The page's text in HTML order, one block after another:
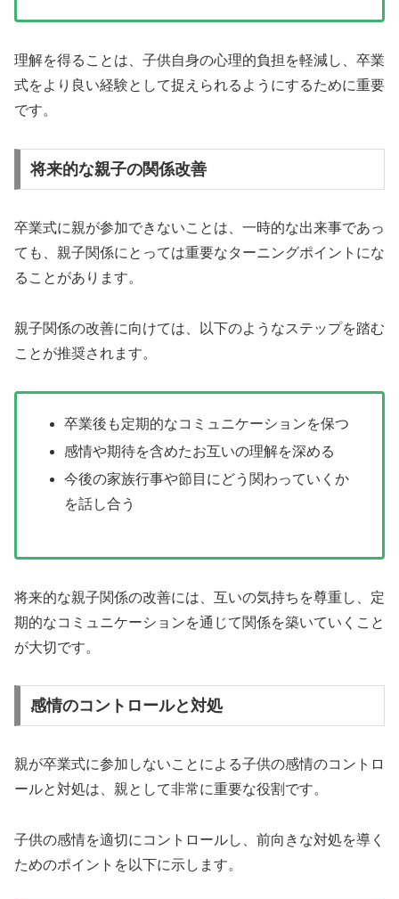
理解を得ることは、子供自身の心理的負担を軽減し、卒業
式をより良い経験として捉えられるようにするために重要
です。
将来的な親子の関係改善
卒業式に親が参加できないことは、一時的な出来事であっ
ても、親子関係にとっては重要なターニングポイントにな
ることがあります。
親子関係の改善に向けては、以下のようなステップを踏む
ことが推奨されます。
卒業後も定期的なコミュニケーションを保つ
感情や期待を含めたお互いの理解を深める
今後の家族行事や節目にどう関わっていくか
を話し合う
将来的な親子関係の改善には、互いの気持ちを尊重し、定
期的なコミュニケーションを通じて関係を築いていくこと
が大切です。
感情のコントロールと対処
親が卒業式に参加しないことによる子供の感情のコントロ
ールと対処は、親として非常に重要な役割です。
子供の感情を適切にコントロールし、前向きな対処を導く
ためのポイントを以下に示します。